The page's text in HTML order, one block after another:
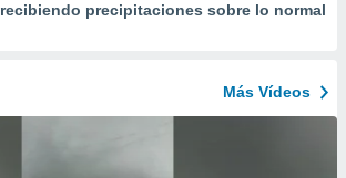
recibiendo precipitaciones sobre lo normal
Más Vídeos